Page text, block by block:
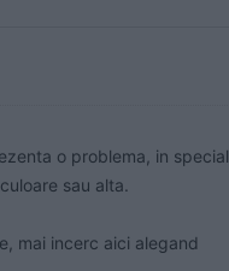
o problema, in special
sau alta.
mai incerc aici alegand